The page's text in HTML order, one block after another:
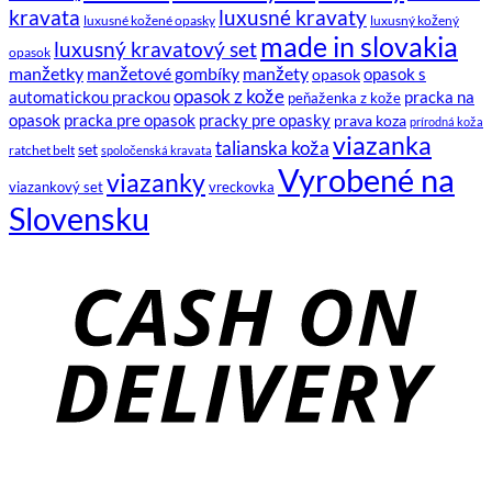
kravata luxusné kožené opasky luxusné kravaty luxusný kožený
opasok luxusný kravatový setmade in slovakia
manžetky manžetové gombíky manžetyopasokopasok s
automatickou prackouopasok z kože peňaženka z kože pracka na
opasok pracka pre opasok pracky pre opasky prava koza prírodná koža
ratchet belt set spoločenská kravata talianska kožaviazanka
viazankový setviazankyvreckovka Vyrobené na
Slovensku